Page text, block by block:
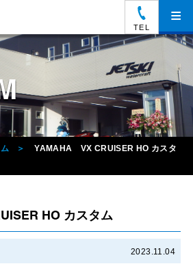
TEL
≡
YAMAHA VX CRUISER HO カスタ
HO カスタム
2023.11.04